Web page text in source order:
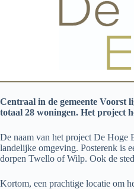
Centraal in de gemeente Voorst
totaal 28 woningen. Het project
De naam van het project De Hoge
landelijke omgeving. Posterenk is
dorpen Twello of Wilp. Ook de
Kortom, een prachtige locatie om